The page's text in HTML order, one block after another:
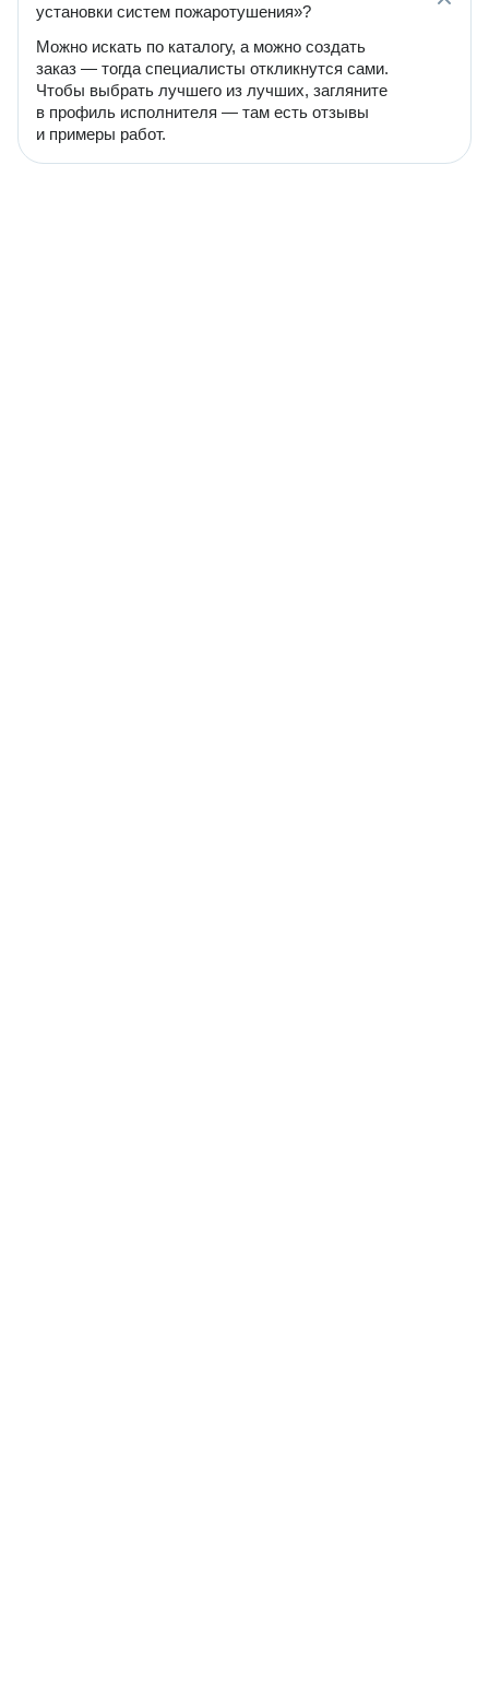
установки систем пожаротушения»?
Можно искать по каталогу, а можно создать
заказ — тогда специалисты откликнутся сами.
Чтобы выбрать лучшего из лучших, загляните
в профиль исполнителя — там есть отзывы
и примеры работ.